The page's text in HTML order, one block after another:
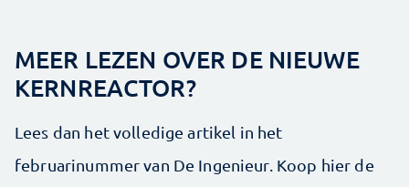
MEER LEZEN OVER DE NIEUWE
KERNREACTOR?
Lees dan het volledige artikel in het
februarinummer van De Ingenieur. Koop hier de